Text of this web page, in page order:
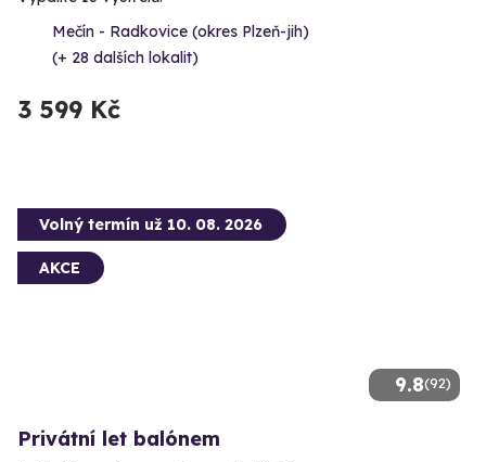
Mečín - Radkovice (okres Plzeň-jih)
(+ 28 dalších lokalit)
3 599 Kč
9.8(92)
Volný termín už 10. 08. 2026
AKCE
Privátní let balónem